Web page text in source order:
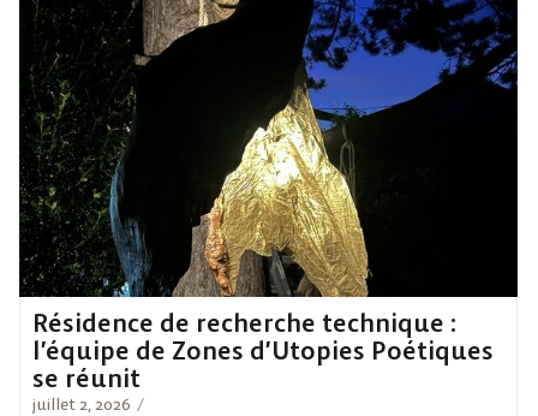
Résidence de recherche technique :
l’équipe de Zones d’Utopies Poétiques
se réunit
juillet 2, 2026 /